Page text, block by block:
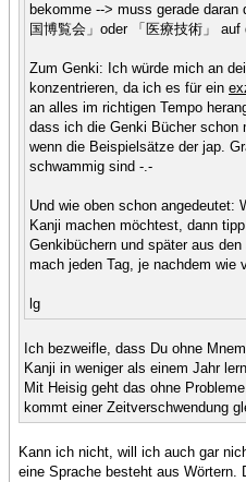
bekomme --> muss gerade
国博覧会」oder 「医療技術」
Zum Genki: Ich würde mich an
konzentrieren, da ich es für ein
an alles im richtigen Tempo
dass ich die Genki Bücher schon
wenn die Beispielsätze der jap.
schwammig sind -.-
Und wie oben schon angedeutet:
Kanji machen möchtest, dann
Genkibüchern und später aus
mach jeden Tag, je nachdem wie
lg
Ich bezweifle, dass Du ohne
Kanji in weniger als einem Jahr
Mit Heisig geht das ohne
kommt einer Zeitverschwendung
Kann ich nicht, will ich auch gar
eine Sprache besteht aus Wörtern.